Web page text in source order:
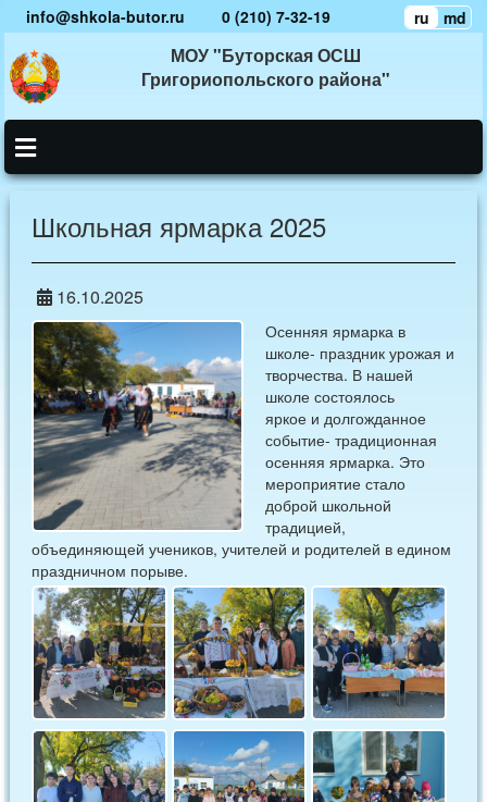
info@shkola-butor.ru 0 (210) 7-32-19 ru md
МОУ "Буторская ОСШ
Григориопольского района"
Школьная ярмарка 2025
16.10.2025
Осенняя ярмарка в
школе- праздник урожая и
творчества. В нашей
школе состоялось
яркое и долгожданное
событие- традиционная
осенняя ярмарка. Это
мероприятие стало
доброй школьной
традицией,
объединяющей учеников, учителей и родителей в едином
праздничном порыве.